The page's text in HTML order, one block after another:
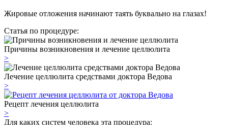
Жировые отложения начинают таять буквально на глазах!
Статья по процедуре:
Причины возникновения и лечение целлюлита
>
Лечение целлюлита средствами доктора Ведова
>
Рецепт лечения целлюлита
>
Для каких систем человека эта процедура: